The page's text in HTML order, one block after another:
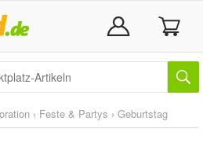
› Feste & Partys › Geburtstag